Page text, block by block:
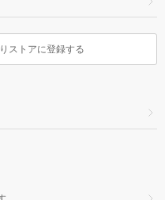
ストアに登録する